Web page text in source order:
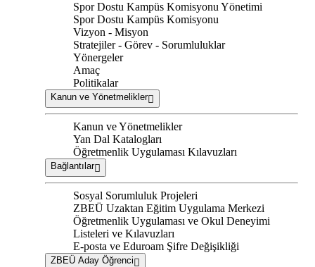
Spor Dostu Kampüs Komisyonu Yönetimi
Spor Dostu Kampüs Komisyonu
Vizyon - Misyon
Stratejiler - Görev - Sorumluluklar
Yönergeler
Amaç
Politikalar
Kanun ve Yönetmelikler
Kanun ve Yönetmelikler
Yan Dal Katalogları
Öğretmenlik Uygulaması Kılavuzları
Bağlantılar
Sosyal Sorumluluk Projeleri
ZBEÜ Uzaktan Eğitim Uygulama Merkezi
Öğretmenlik Uygulaması ve Okul Deneyimi
Listeleri ve Kılavuzları
E-posta ve Eduroam Şifre Değişikliği
ZBEÜ Aday Öğrenci